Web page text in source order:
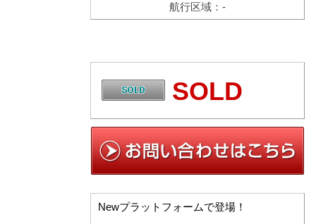
航行区域：-
SOLD
Newプラットフォームで登場！